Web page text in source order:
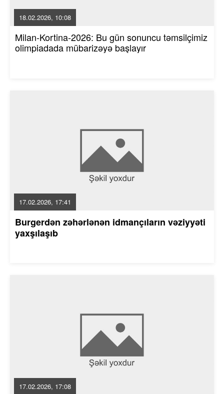
18.02.2026, 10:08
Milan-Kortina-2026: Bu gün sonuncu təmsilçimiz
olimpiadada mübarizəyə başlayır
17.02.2026, 17:41
Burgerdən zəhərlənən idmançıların vəziyyəti
yaxşılaşıb
17.02.2026, 17:08